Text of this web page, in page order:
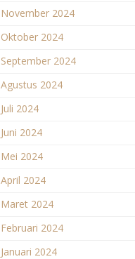
November 2024
Oktober 2024
September 2024
Agustus 2024
Juli 2024
Juni 2024
Mei 2024
April 2024
Maret 2024
Februari 2024
Januari 2024